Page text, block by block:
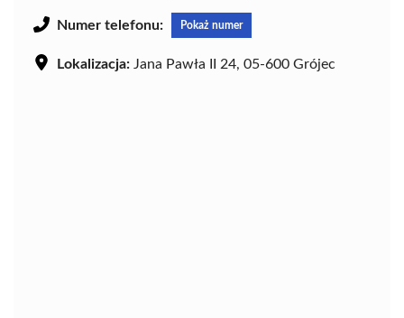
Numer telefonu: Pokaż numer
Lokalizacja: Jana Pawła II 24, 05-600 Grójec